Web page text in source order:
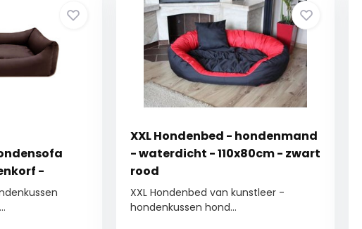
-
cm
XXL Hondenbed - hondenmand
- waterdicht - 110x80cm - zwart
rood
XXL Hondenbed van kunstleer -
hondenkussen hond...